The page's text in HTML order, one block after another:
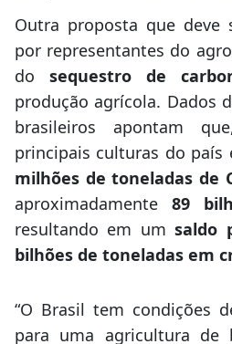
Outra proposta que deve
por representantes do
do sequestro de
produção agrícola. Dados
brasileiros apontam
principais culturas do país
milhões de toneladas de
aproximadamente 89
resultando em umsaldo
bilhões de toneladas em
“O Brasil tem condições
para uma agricultura de